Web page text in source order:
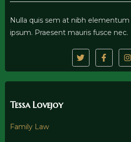
Nulla quis sem at nibh
ipsum. Praesent mauris fusce nec.
Tessa Lovejoy
Family Law